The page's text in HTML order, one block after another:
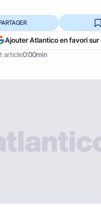
article0:00min
Ajouter Atlantico en favori sur